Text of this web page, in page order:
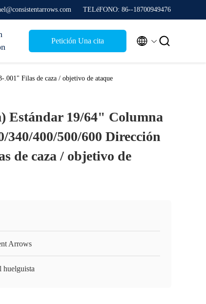
TELéFONO: 86--18700949476
Petición Una cita  
Filas de caza / objetivo de ataque
Estándar 19/64" Columna
340/400/500/600 Dirección
de caza / objetivo de
Arrows
huelguista